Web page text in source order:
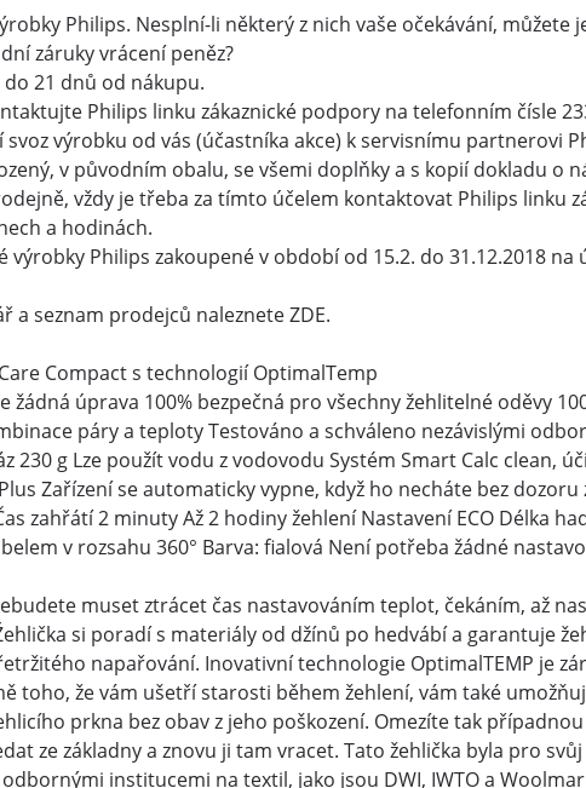
Philips. Nesplní-li některý z nich vaše očekávání, můžete
záruky vrácení peněz?
21 dnů od nákupu.
Philips linku zákaznické podpory na telefonním čísle
výrobku od vás (účastníka akce) k servisnímu partnerovi
v původním obalu, se všemi doplňky a s kopií dokladu o
vždy je třeba za tímto účelem kontaktovat Philips linku
a hodinách.
Philips zakoupené v období od 15.2. do 31.12.2018 na
seznam prodejců naleznete ZDE.
Compact s technologií OptimalTemp
žádná úprava 100% bezpečná pro všechny žehlitelné oděvy
páry a teploty Testováno a schváleno nezávislými
230 g Lze použít vodu z vodovodu Systém Smart Calc clean,
Zařízení se automaticky vypne, když ho necháte bez
zahřátí 2 minuty Až 2 hodiny žehlení Nastavení ECO Délka
v rozsahu 360° Barva: fialová Není potřeba žádné
muset ztrácet čas nastavováním teplot, čekáním, až
si poradí s materiály od džínů po hedvábí a garantuje
napařování. Inovativní technologie OptimalTEMP je
toho, že vám ušetří starosti během žehlení, vám také
prkna bez obav z jeho poškození. Omezíte tak
ze základny a znovu ji tam vracet. Tato žehlička byla pro
institucemi na textil, jako jsou DWI, IWTO a